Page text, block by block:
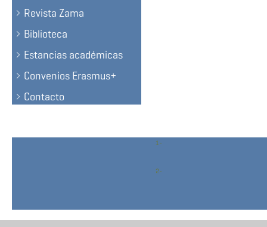
Revista Zama
Biblioteca
Estancias académicas
Convenios Erasmus+
Contacto